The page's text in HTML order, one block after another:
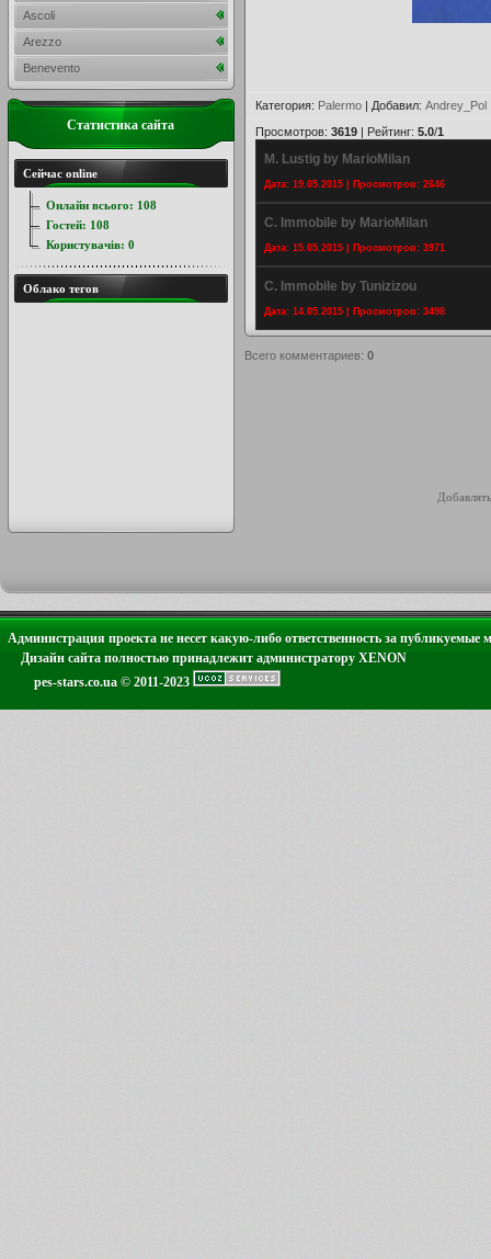
Категория: Palermo | Добавил: Andrey_Pol
Просмотров: 3619 | Рейтинг: 5.0/1
M. Lustig by MarioMilan
Дата: 19.05.2015 | Просмотров: 2646
C. Immobile by MarioMilan
Дата: 15.05.2015 | Просмотров: 3971
C. Immobile by Tunizizou
Дата: 14.05.2015 | Просмотров: 3498
Всего комментариев: 0
Ascoli
Arezzo
Benevento
Статистика сайта
Сейчас online
Онлайн всього: 108
Гостей: 108
Користувачів: 0
Облако тегов
Администрация проекта не несет какую-либо ответственность за публикуемые
Дизайн сайта полностью принадлежит администратору XENON
pes-stars.co.ua © 2011-2023